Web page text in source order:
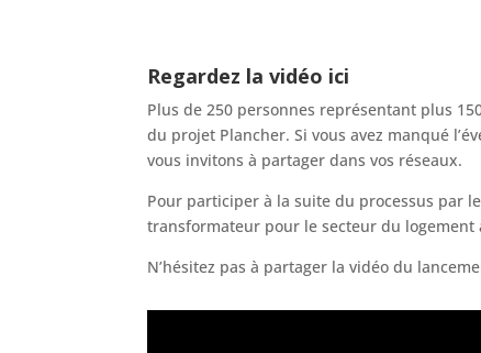
Regardez la vidéo ici
Plus de 250 personnes représentant plus
du projet Plancher. Si vous avez manqué
vous invitons à partager dans vos réseaux.
Pour participer à la suite du processus par
transformateur pour le secteur du logement
N’hésitez pas à partager la vidéo du